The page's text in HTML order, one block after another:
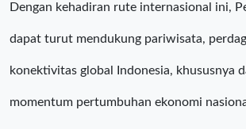
Dengan kehadiran rute internasional ini,
dapat turut mendukung pariwisata,
konektivitas global Indonesia, khususnya
momentum pertumbuhan ekonomi